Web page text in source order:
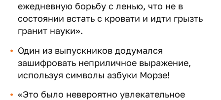
ежедневную борьбу с ленью, что не в
состоянии встать с кровати и идти грызть
гранит науки».
Один из выпускников додумался
зашифровать неприличное выражение,
используя символы азбуки Морзе!
«Это было невероятно увлекательное